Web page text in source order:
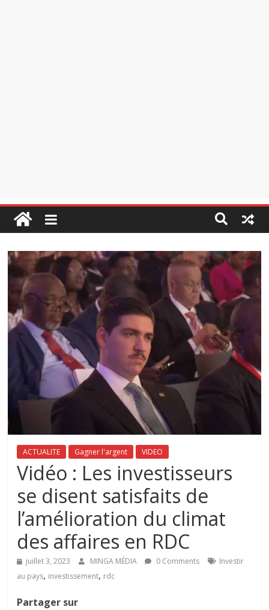
ACTUALITE Gagner l'argent VIDEO
Vidéo : Les investisseurs
se disent satisfaits de
l’amélioration du climat
des affaires en RDC
juillet 3, 2023 MINGA MÉDIA 0 Comments
Investir
au pays, investissement, rdc
Partager sur